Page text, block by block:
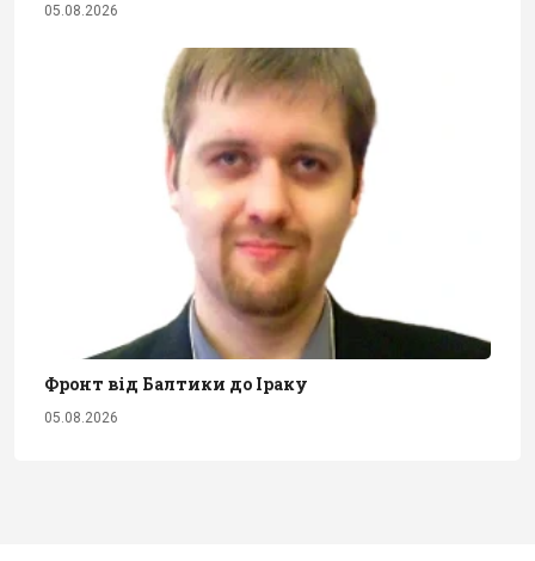
05.08.2026
Фронт від Балтики до Іраку
05.08.2026